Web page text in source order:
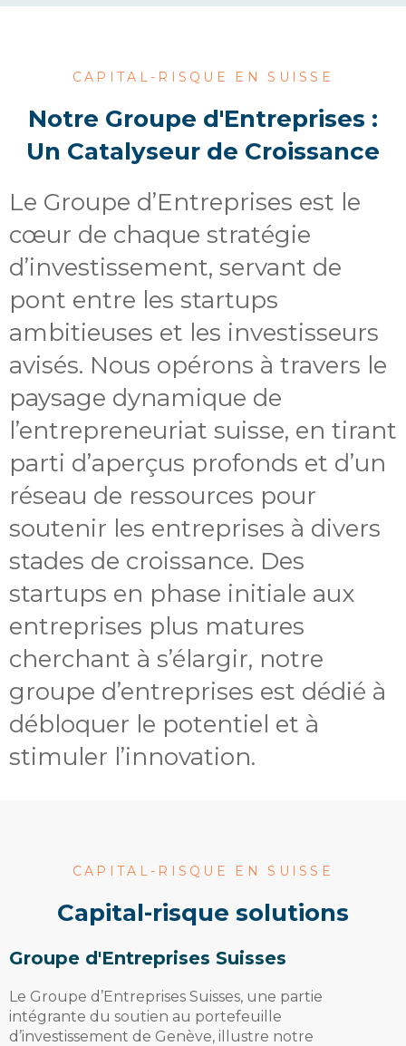
CAPITAL-RISQUE EN SUISSE
Notre Groupe d'Entreprises :
Un Catalyseur de Croissance
Le Groupe d’Entreprises est le
cœur de chaque stratégie
d’investissement, servant de
pont entre les startups
ambitieuses et les investisseurs
avisés. Nous opérons à travers le
paysage dynamique de
l’entrepreneuriat suisse, en tirant
parti d’aperçus profonds et d’un
réseau de ressources pour
soutenir les entreprises à divers
stades de croissance. Des
startups en phase initiale aux
entreprises plus matures
cherchant à s’élargir, notre
groupe d’entreprises est dédié à
débloquer le potentiel et à
stimuler l’innovation.
CAPITAL-RISQUE EN SUISSE
capital-risque solutions
Groupe d'Entreprises Suisses
Le Groupe d’Entreprises Suisses, une partie
intégrante du soutien au portefeuille
d’investissement de Genève, illustre notre